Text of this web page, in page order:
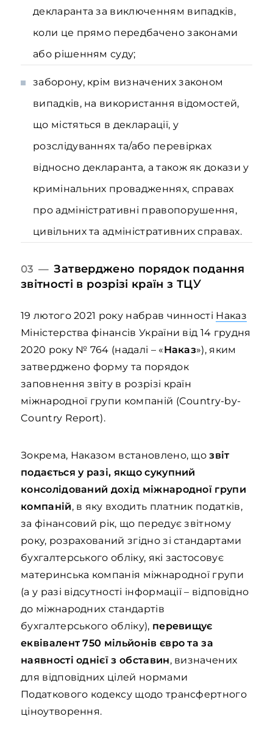
декларанта за виключенням випадків,
коли це прямо передбачено законами
або рішенням суду;
заборону, крім визначених законом
випадків, на використання відомостей,
що містяться в декларації, у
розслідуваннях та/або перевірках
відносно декларанта, а також як докази у
кримінальних провадженнях, справах
про адміністративні правопорушення,
цивільних та адміністративних справах.
03 —Затверджено порядок подання
звітності в розрізі країн з ТЦУ
19 лютого 2021 року набрав чинності Наказ
Міністерства фінансів України від 14 грудня
2020 року № 764 (надалі – «Наказ»), яким
затверджено форму та порядок
заповнення звіту в розрізі країн
міжнародної групи компаній (Country-by-
Country Report).
Зокрема, Наказом встановлено, щозвіт
подається у разі, якщо сукупний
консолідований дохід міжнародної групи
компаній, в яку входить платник податків,
за фінансовий рік, що передує звітному
року, розрахований згідно зі стандартами
бухгалтерського обліку, які застосовує
материнська компанія міжнародної групи
(а у разі відсутності інформації – відповідно
до міжнародних стандартів
бухгалтерського обліку), перевищує
еквівалент 750 мільйонів євро та за
наявності однієї з обставин, визначених
для відповідних цілей нормами
Податкового кодексу щодо трансфертного
ціноутворення.